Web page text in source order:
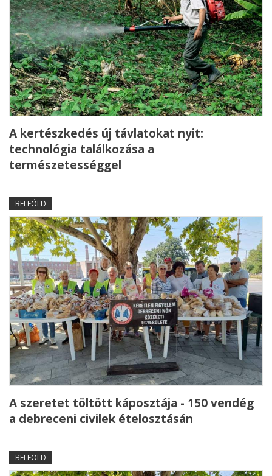
A kertészkedés új távlatokat nyit:
technológia találkozása a
természetességgel
BELFÖLD
A szeretet töltött káposztája - 150 vendég
a debreceni civilek ételosztásán
BELFÖLD